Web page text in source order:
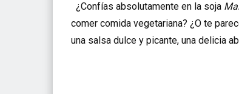
¿Confías absolutamente en la soja
comer comida vegetariana? ¿O te
una salsa dulce y picante, una delicia